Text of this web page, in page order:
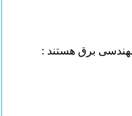
برق هستند :